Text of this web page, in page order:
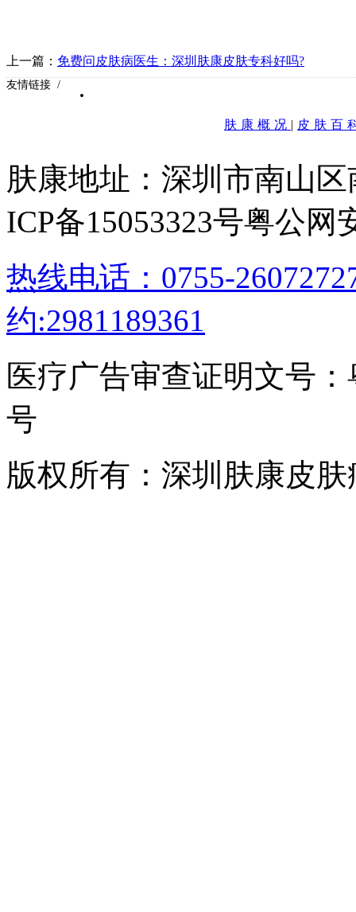
上一篇： 免费问皮肤病医生：深圳肤康皮肤专科好吗?
友情链接 /
肤康概况 | 皮肤百
肤康地址：深圳市南山
ICP备15053323号粤公网
热线电话：0755-
约:2981189361
医疗广告审查证明文号
号
版权所有：深圳肤康皮